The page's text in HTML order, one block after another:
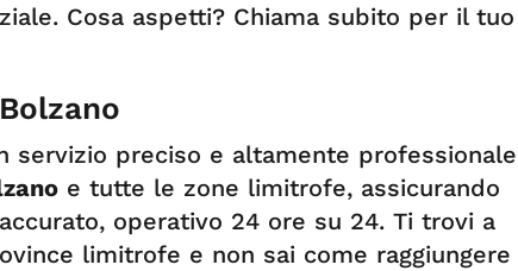
Cosa aspetti? Chiama subito per il tuo
servizio preciso e altamente professionale
e tutte le zone limitrofe, assicurando
operativo 24 ore su 24. Ti trovi a
limitrofe e non sai come raggiungere